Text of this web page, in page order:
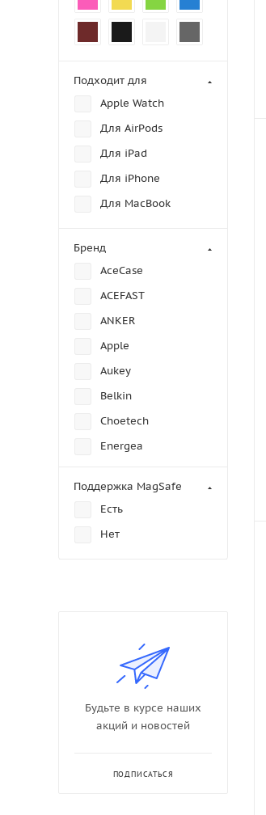
Подходит для
Apple Watch
Для AirPods
Для iPad
Для iPhone
Для MacBook
Бренд
AceCase
ACEFAST
ANKER
Apple
Aukey
Belkin
Choetech
Energea
Lyambda
Поддержка MagSafe
Есть
Нет
Будьте в курсе наших
акций и новостей
ПОДПИСАТЬСЯ